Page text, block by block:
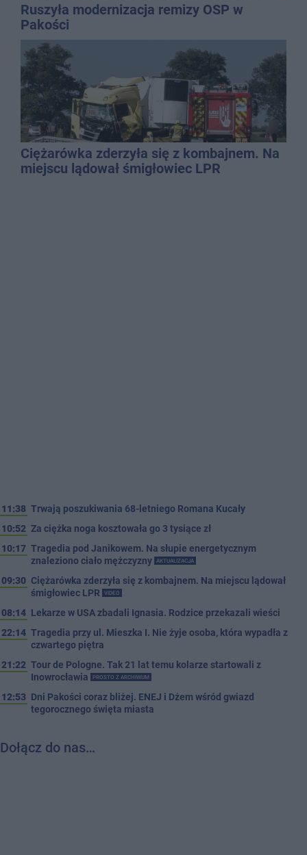
Ruszyła modernizacja remizy OSP w
Pakości
Ciężarówka zderzyła się z kombajnem. Na
miejscu lądował śmigłowiec LPR
11:38 Trwają poszukiwania 68-letniego Romana Kucały
10:52 Za ciężka noga kosztowała go 3 tysiące zł
10:17 Tragedia pod Janikowem. Na słupie energetycznym
znaleziono ciało mężczyzny
AKTUALIZACJA
09:30 Ciężarówka zderzyła się z kombajnem. Na miejscu lądował
śmigłowiec LPR
VIDEO
08:14 Lekarze w USA zbadali Ignasia. Rodzice przekazali wieści
22:14 Tragedia przy ul. Mieszka I. Nie żyje osoba, która wypadła z
czwartego piętra
21:22 Tour de Pologne. Tak 21 lat temu kolarze startowali z
Inowrocławia
PROSTO Z ARCHIWUM
12:53 Dni Pakości coraz bliżej. ENEJ i Dżem wśród gwiazd
tegorocznego święta miasta
Dołącz do nas…